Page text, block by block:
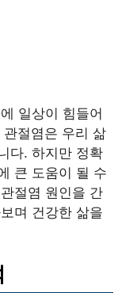
일상이 힘들어
절염은 우리 삶
다. 하지만 정확
큰 도움이 될 수
절염 원인을 간
며 건강한 삶을